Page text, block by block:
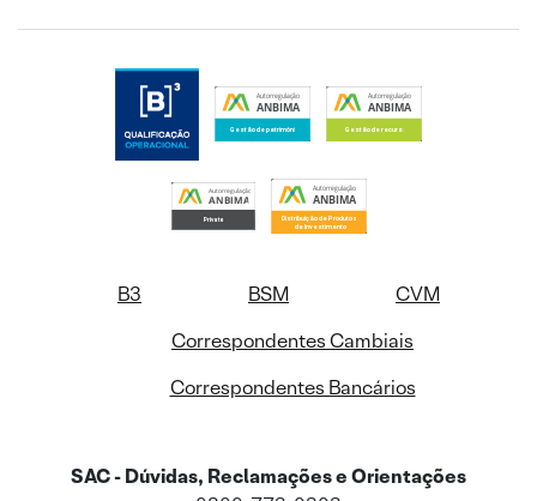
B3 BSM
CVM
Correspondentes Cambiais
Correspondentes Bancários
SAC - Dúvidas, Reclamações e Orientações